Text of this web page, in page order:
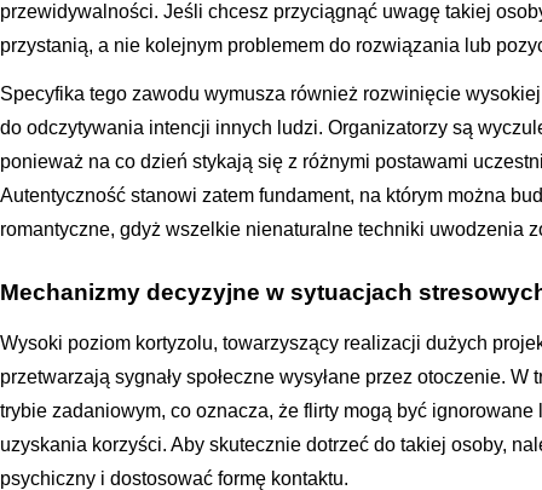
przewidywalności. Jeśli chcesz przyciągnąć uwagę takiej
przystanią, a nie kolejnym problemem do rozwiązania lub
Specyfika tego zawodu wymusza również rozwinięcie
do odczytywania intencji innych ludzi. Organizatorzy są
ponieważ na co dzień stykają się z różnymi postawami
Autentyczność stanowi zatem fundament, na którym można
romantyczne, gdyż wszelkie nienaturalne techniki uwodzenia
Mechanizmy decyzyjne w sytuacjach
Wysoki poziom kortyzolu, towarzyszący realizacji dużych
przetwarzają sygnały społeczne wysyłane przez otoczenie.
trybie zadaniowym, co oznacza, że flirty mogą być
uzyskania korzyści. Aby skutecznie dotrzeć do takiej osoby,
psychiczny i dostosować formę kontaktu.